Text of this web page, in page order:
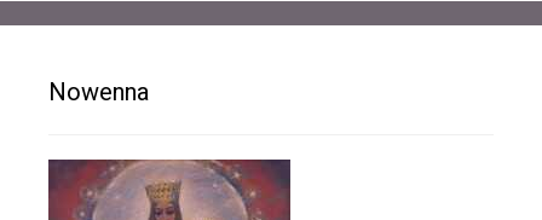
Nowenna